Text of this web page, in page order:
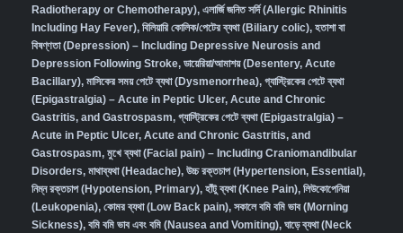
Radiotherapy or Chemotherapy), এলার্জি জনিত সর্দি (Allergic Rhinitis
Including Hay Fever), বিলিয়ারি কোলিক/পেটের ব্যথা (Biliary colic), হতাশা বা
বিষণ্ণতা (Depression) – Including Depressive Neurosis and
Depression Following Stroke, ডায়েরিয়া/আমাশয় (Desentery, Acute
Bacillary), মাসিকের সময় পেটে ব্যথা (Dysmenorrhea), গ্যাস্ট্রিকের পেটে ব্যথা
(Epigastralgia) – Acute in Peptic Ulcer, Acute and Chronic
Gastritis, and Gastrospasm, গ্যাস্ট্রিকের পেটে ব্যথা (Epigastralgia) –
Acute in Peptic Ulcer, Acute and Chronic Gastritis, and
Gastrospasm, মুখে ব্যথা (Facial pain) – Including Craniomandibular
Disorders, মাথাব্যথা (Headache), উচ্চ রক্তচাপ (Hypertension, Essential),
নিম্ন রক্তচাপ (Hypotension, Primary), হাঁটু ব্যথা (Knee Pain), লিউকোপেনিয়া
(Leukopenia), কোমর ব্যথা (Low Back pain), সকালে বমি বমি ভাব (Morning
Sickness), বমি বমি ভাব এবং বমি (Nausea and Vomiting), ঘাড়ে ব্যথা (Neck